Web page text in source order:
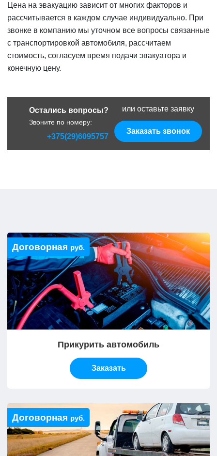
Цена на эвакуацию зависит от многих факторов и
рассчитывается в каждом случае индивидуально. При
звонке в компанию мы уточном все вопросы связанные
с транспортировкой автомобиля, рассчитаем
стоимость, согласуем время подачи эвакуатора и
конечную цену.
Остались вопросы?
Звоните по номеру:
+375(29)6095757
или оставьте заявку
Заказать звонок
Договорная руб.
Прикурить автомобиль
Заказать
Договорная руб.